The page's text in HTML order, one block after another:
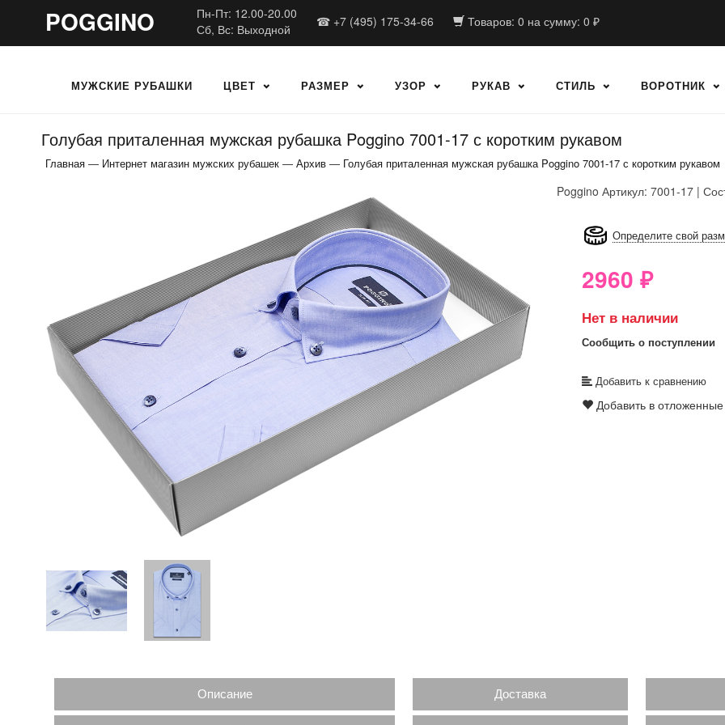
POGGINO
Пн-Пт: 12.00-20.00
Сб, Вс: Выходной
☎ +7 (495) 175-34-66 Товаров: 0 на сумму: 0 ₽
МУЖСКИЕ РУБАШКИ ЦВЕТ РАЗМЕР УЗОР РУКАВ СТИЛЬ ВОРОТНИК
Голубая приталенная мужская рубашка Poggino 7001-17 с коротким рукавом
Главная — Интернет магазин мужских рубашек — Архив — Голубая приталенная мужская рубашка Poggino 7001-17 с коротким рукавом
Poggino Артикул: 7001-17 |
Определите свой
2960 ₽
Нет в наличии
Сообщить о поступлении
Добавить к сравнению
Добавить в отложенные
Описание Доставка